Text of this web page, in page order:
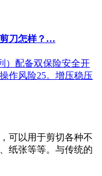
刀怎样？…
）配备双保险安全开
作风险25。增压稳压
可以用于剪切各种不
纸张等等。与传统的